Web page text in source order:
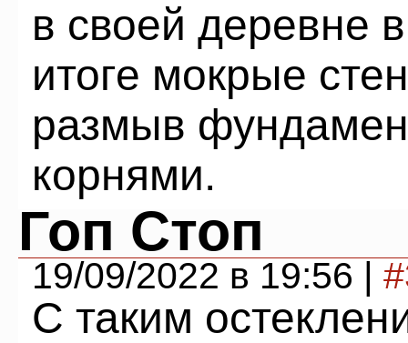
в своей деревне
итоге мокрые
размыв
корнями.
Гоп Стоп
19/09/2022 в 19:56 |
C таким